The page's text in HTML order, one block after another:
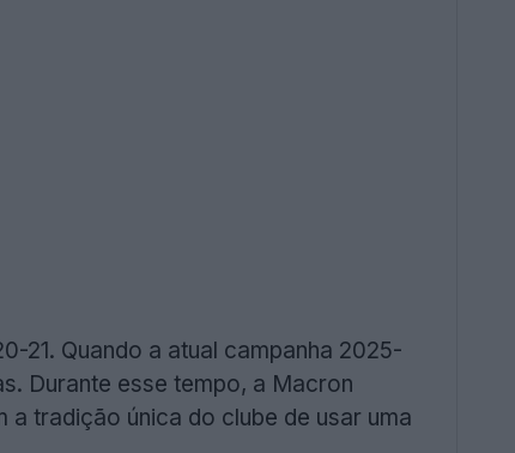
21. Quando a atual campanha 2025-
Durante esse tempo, a Macron
tradição única do clube de usar uma